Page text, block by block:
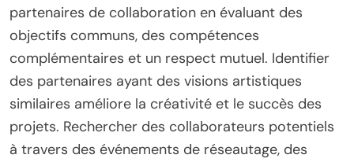
partenaires de collaboration en évaluant des
objectifs communs, des compétences
complémentaires et un respect mutuel. Identifier
des partenaires ayant des visions artistiques
similaires améliore la créativité et le succès des
projets. Rechercher des collaborateurs potentiels
à travers des événements de réseautage, des